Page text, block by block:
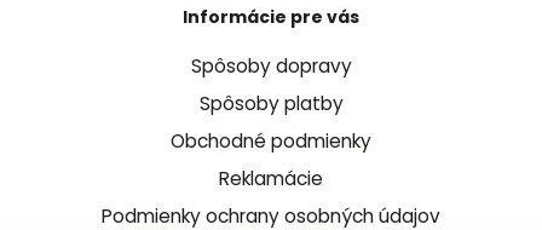
Informácie pre vás
Spôsoby dopravy
Spôsoby platby
Obchodné podmienky
Reklamácie
Podmienky ochrany osobných údajov